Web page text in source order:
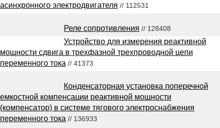
асинхронного электродвигателя // 112531
Реле сопротивления // 128408
Устройство для измерения реактивной
мощности сдвига в трехфазной трехпроводной цепи
переменного тока // 41373
Конденсаторная установка поперечной
емкостной компенсации реактивной мощности
(компенсатор) в системе тягового электроснабжения
переменного тока // 136933